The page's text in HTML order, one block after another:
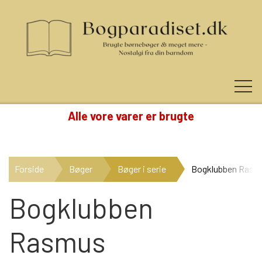
KATEGORIER
Alle vore varer er brugte
Forside Bøger Bøger i serie Bogklubben
Bogklubben
Rasmus